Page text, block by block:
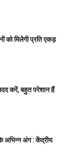
को मिलेगी प्रति एकड़
करें, बहुत परेशान हैं
के अभिन्न अंग : केंद्रीय